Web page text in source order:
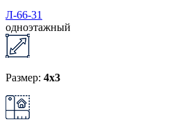
Л-66-31
одноэтажный
Размер: 4x3